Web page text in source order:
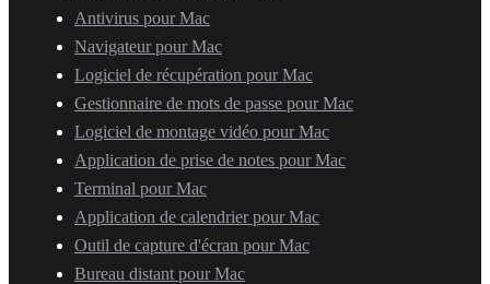
Antivirus pour Mac
Navigateur pour Mac
Logiciel de récupération pour Mac
Gestionnaire de mots de passe pour Mac
Logiciel de montage vidéo pour Mac
Application de prise de notes pour Mac
Terminal pour Mac
Application de calendrier pour Mac
Outil de capture d'écran pour Mac
Bureau distant pour Mac